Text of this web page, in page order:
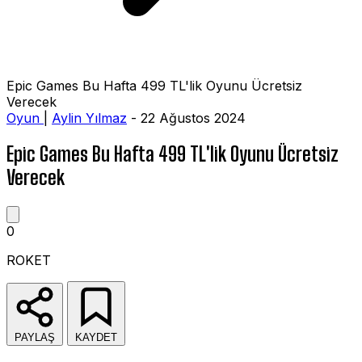
Epic Games Bu Hafta 499 TL'lik Oyunu Ücretsiz
Verecek
Oyun
Aylin Yılmaz - 22 Ağustos 2024
Epic Games Bu Hafta 499 TL'lik Oyunu Ücretsiz
Verecek
0
ROKET
PAYLAŞ KAYDET